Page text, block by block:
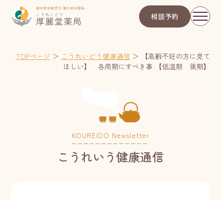
相談予約
TOPページ ＞ こうれいどう健康通信 ＞
【高齢不妊の方に見て
ほしい】 各周期にすべき事 【低温期 後期】
KOUREIDO Newsletter
こうれいう健康通信